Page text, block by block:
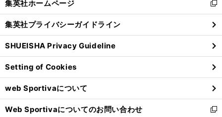
閉
る
集英社ホームページ
新
し
い
ウ
ィ
ン
ド
ウ
で
開
く
集英社プライバシーガイドライン
SHUEISHA Privacy Guideline
Setting of Cookies
web Sportivaについて
Web Sportivaについてのお問い合わせ
新